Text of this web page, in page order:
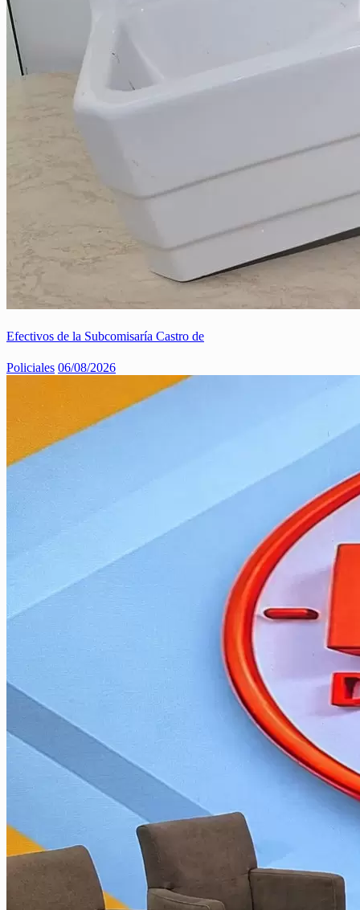
Efectivos de la Subcomisaría Castro de
Policiales 06/08/2026